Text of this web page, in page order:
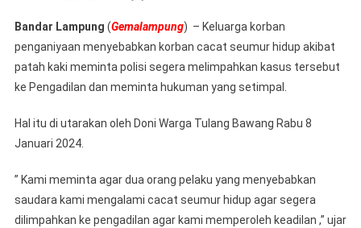
Bandar Lampung (Gemalampung) – Keluarga korban
penganiyaan menyebabkan korban cacat seumur hidup akibat
patah kaki meminta polisi segera melimpahkan kasus tersebut
ke Pengadilan dan meminta hukuman yang setimpal.
Hal itu di utarakan oleh Doni Warga Tulang Bawang Rabu 8
Januari 2024.
” Kami meminta agar dua orang pelaku yang menyebabkan
saudara kami mengalami cacat seumur hidup agar segera
dilimpahkan ke pengadilan agar kami memperoleh keadilan ,” ujar